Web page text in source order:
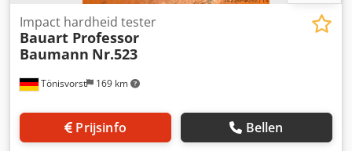
Tönisvorst 169 km
Impact hardheid tester
Bauart Professor
Baumann Nr.523
Prijsinfo Bellen